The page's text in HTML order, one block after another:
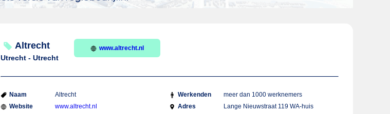
Altrecht
Utrecht - Utrecht
www.altrecht.nl
Naam
Altrecht
Website
www.altrecht.nl
Werkenden
meer dan 1000 werknemers
Adres
Lange Nieuwstraat 119 WA-huis